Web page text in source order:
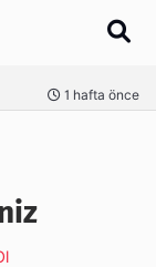
1 hafta önce